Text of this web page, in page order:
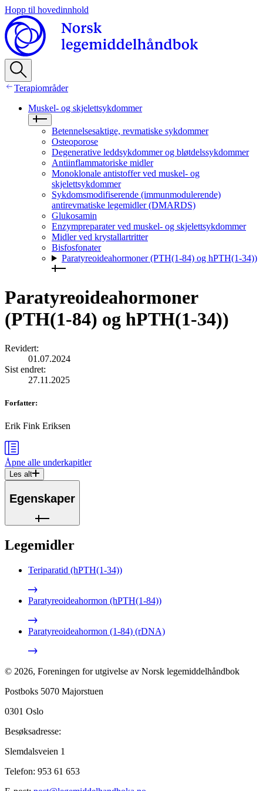
Hopp til hovedinnhold
Terapiområder
Muskel- og skjelettsykdommer
Betennelsesaktige, revmatiske sykdommer
Osteoporose
Degenerative leddsykdommer og bløtdelssykdommer
Antiinflammatoriske midler
Monoklonale antistoffer ved muskel- og
skjelettsykdommer
Sykdomsmodifiserende (immunmodulerende)
antirevmatiske legemidler (DMARDS)
Glukosamin
Enzympreparater ved muskel- og skjelettsykdommer
Midler ved krystallartritter
Bisfosfonater
Paratyreoideahormoner (PTH(1-84) og hPTH(1-34))
Paratyreoideahormoner
(PTH(1-84) og hPTH(1-34))
Revidert:
01.07.2024
Sist endret:
27.11.2025
Forfatter:
Erik Fink Eriksen
Åpne alle underkapitler
Les alt
Egenskaper
Legemidler
Teriparatid (hPTH(1-34))
Paratyreoideahormon (hPTH(1-84))
Paratyreoideahormon (1-84) (rDNA)
© 2026, Foreningen for utgivelse av Norsk legemiddelhåndbok
Postboks 5070 Majorstuen
0301 Oslo
Besøksadresse:
Slemdalsveien 1
Telefon: 953 61 653